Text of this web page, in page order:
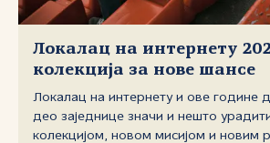
Локалац на интернету
колекција за нове шансе
Локалац на интернету и ове године
део заједнице значи и нешто
колекцијом, новом мисијом и новим